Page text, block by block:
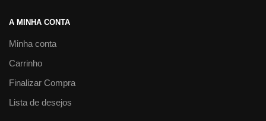
A MINHA CONTA
Minha conta
Carrinho
Finalizar Compra
Lista de desejos